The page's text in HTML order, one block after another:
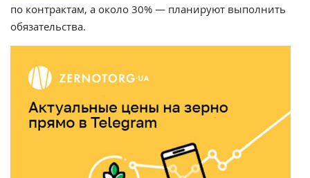
по контрактам, а около 30% — планируют выполнить
обязательства.